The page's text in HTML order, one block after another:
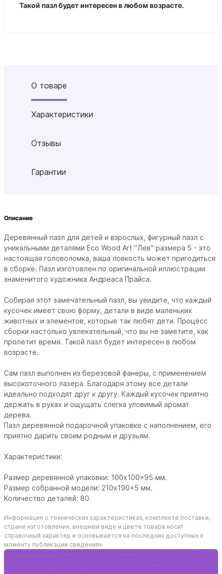
Такой пазл будет интересен в любом возрасте.
О товаре
Характеристики
Отзывы
Гарантии
Описание
Деревянный пазл для детей и взрослых, фигурный пазл с
уникальными деталями Eco Wood Art "Лев" размера S - это
настоящая головоломка, ваша ловкость может пригодиться
в сборке. Пазл изготовлен по оригинальной иллюстрации
знаменитого художника Андреаса Прайса.
Собирая этот замечательный пазл, вы увидите, что каждый
кусочек имеет свою форму, детали в виде маленьких
животных и элементов, которые так любят дети. Процесс
сборки настолько увлекательный, что вы не заметите, как
пролетит время. Такой пазл будет интересен в любом
возрасте.
Сам пазл выполнен из березовой фанеры, с применением
высокоточного лазера. Благодаря этому все детали
идеально подходят друг к другу. Каждый кусочек приятно
держать в руках и ощущать слегка уловимый аромат
дерева.
Пазл деревянной подарочной упаковке с наполнением, его
приятно дарить своим родным и друзьям.
Характеристики:
Размер деревянной упаковки: 100x100x95 мм.
Размер собранной модели: 210x190x5 мм.
Количество деталей: 80
Информация о технических характеристиках, комплекте поставки,
стране изготовления, внешнем виде и цвете товара носит
справочный характер и основывается на последних доступных к
моменту публикации сведениях